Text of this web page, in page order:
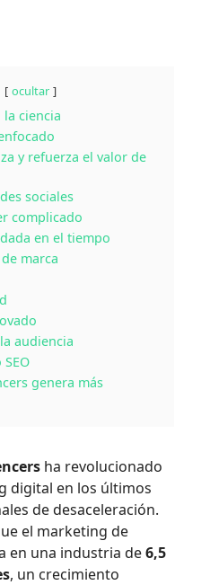
ocultar
la ciencia
y refuerza el valor de
sociales
complicado
en el tiempo
marca
audiencia
genera más
ha revolucionado
digital en los últimos
de desaceleración.
el marketing de
en una industria de6,5
, un crecimiento